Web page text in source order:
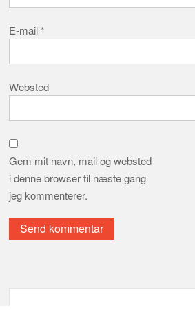
E-mail*
Websted
Gem mit navn, mail og websted
i denne browser til næste gang
jeg kommenterer.